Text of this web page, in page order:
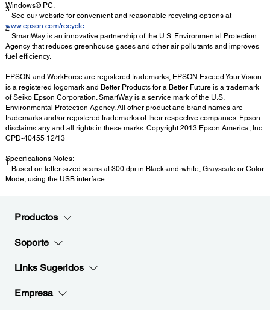
Windows® PC.
3
See our website for convenient and reasonable recycling options at
www.epson.com/recycle
4
SmartWay is an innovative partnership of the U.S. Environmental Protection
Agency that reduces greenhouse gases and other air pollutants and improves
fuel efficiency.
EPSON and WorkForce are registered trademarks, EPSON Exceed Your Vision
is a registered logomark and Better Products for a Better Future is a trademark
of Seiko Epson Corporation. SmartWay is a service mark of the U.S.
Environmental Protection Agency. All other product and brand names are
trademarks and/or registered trademarks of their respective companies. Epson
disclaims any and all rights in these marks. Copyright 2013 Epson America, Inc.
CPD-40455 12/13
Specifications Notes:
1
Based on letter-sized scans at 300 dpi in Black-and-white, Grayscale or Color
Mode, using the USB interface.
Productos
Soporte
Links Sugeridos
Empresa